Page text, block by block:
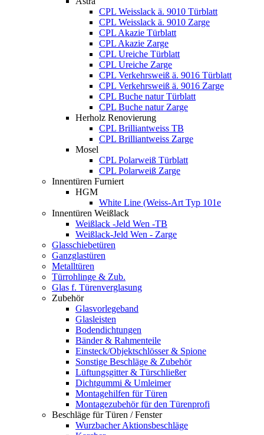
CPL Weisslack ä. 9010 Türblatt
CPL Weisslack ä. 9010 Zarge
CPL Akazie Türblatt
CPL Akazie Zarge
CPL Ureiche Türblatt
CPL Ureiche Zarge
CPL Verkehrsweiß ä. 9016 Türblatt
CPL Verkehrsweiß ä. 9016 Zarge
CPL Buche natur Türblatt
CPL Buche natur Zarge
Herholz Renovierung
CPL Brilliantweiss TB
CPL Brilliantweiss Zarge
Mosel
CPL Polarweiß Türblatt
CPL Polarweiß Zarge
Innentüren Furniert
HGM
White Line (Weiss-Art Typ 101e
Innentüren Weißlack
Weißlack -Jeld Wen -TB
Weißlack-Jeld Wen - Zarge
Glasschiebetüren
Ganzglastüren
Metalltüren
Türrohlinge & Zub.
Glas f. Türenverglasung
Zubehör
Glasvorlegeband
Glasleisten
Bodendichtungen
Bänder & Rahmenteile
Einsteck/Objektschlösser & Spione
Sonstige Beschläge & Zubehör
Lüftungsgitter & Türschließer
Dichtgummi & Umleimer
Montagehilfen für Türen
Montagezubehör für den Türenprofi
Beschläge für Türen / Fenster
Wurzbacher Aktionsbeschläge